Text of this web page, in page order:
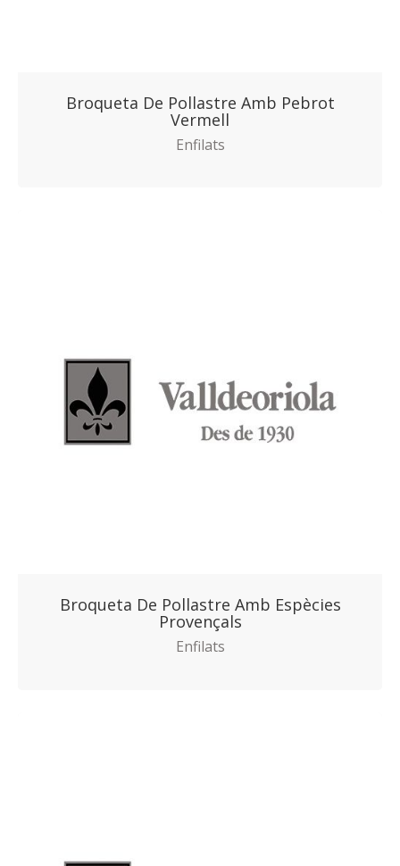
Broqueta De Pollastre Amb Pebrot
Vermell
Enfilats
Broqueta De Pollastre Amb Espècies
Provençals
Enfilats